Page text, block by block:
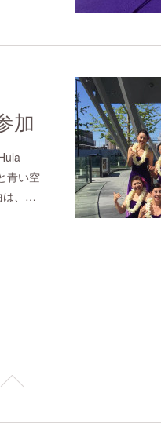
加
青い空
は、…